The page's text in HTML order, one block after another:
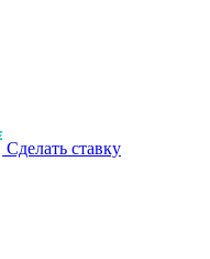
Сделать ставку